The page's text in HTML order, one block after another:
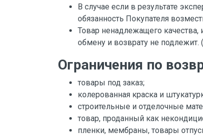
В случае если в результате
обязанность Покупателя
Товар ненадлежащего
обмену и возврату не подлежит.
Ограничения по
товары под заказ;
колерованная краска и
строительные и отделочные
товар, проданный как
пленки, мембраны, товары